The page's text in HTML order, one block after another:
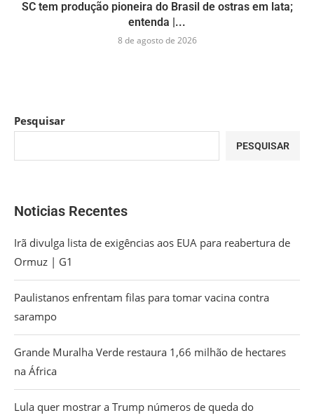
SC tem produção pioneira do Brasil de ostras em lata;
entenda |...
8 de agosto de 2026
Pesquisar
PESQUISAR
Noticias Recentes
Irã divulga lista de exigências aos EUA para reabertura de
Ormuz | G1
Paulistanos enfrentam filas para tomar vacina contra
sarampo
Grande Muralha Verde restaura 1,66 milhão de hectares
na África
Lula quer mostrar a Trump números de queda do